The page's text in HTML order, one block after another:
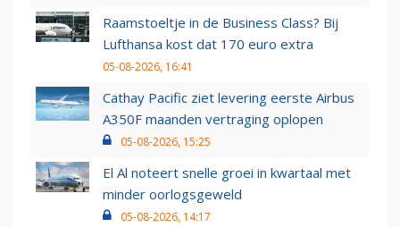
Raamstoeltje in de Business Class? Bij
Lufthansa kost dat 170 euro extra
05-08-2026, 16:41
Cathay Pacific ziet levering eerste Airbus
A350F maanden vertraging oplopen
05-08-2026, 15:25
El Al noteert snelle groei in kwartaal met
minder oorlogsgeweld
05-08-2026, 14:17